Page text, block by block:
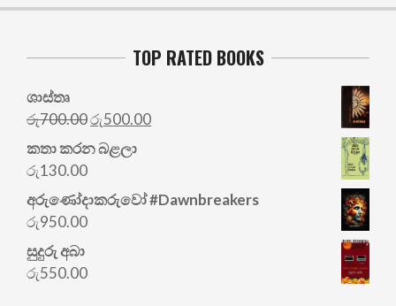
TOP RATED BOOKS
ශාස්තෘ
රු700.00Original
price
was:
රු500.00Current
කතා කරන බළලා
රු130.00
අරු‍ණෝදාකරුවෝ #Dawnbreakers
රු950.00
සුදුරු අබා
රු550.00